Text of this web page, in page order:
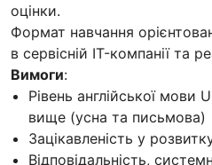
оцінки.
Формат навчання
в сервісній IT-компанії та
Вимоги:
Рівень англійської мови
вище (усна та письмова)
Зацікавленість у
Відповідальність,